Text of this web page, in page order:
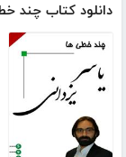
دانلود کتاب چند